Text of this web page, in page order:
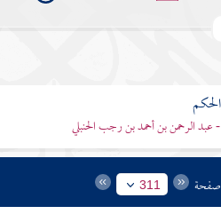
عبد الرحمن بن أحمد بن رجب الحنبلي
صفحة 311